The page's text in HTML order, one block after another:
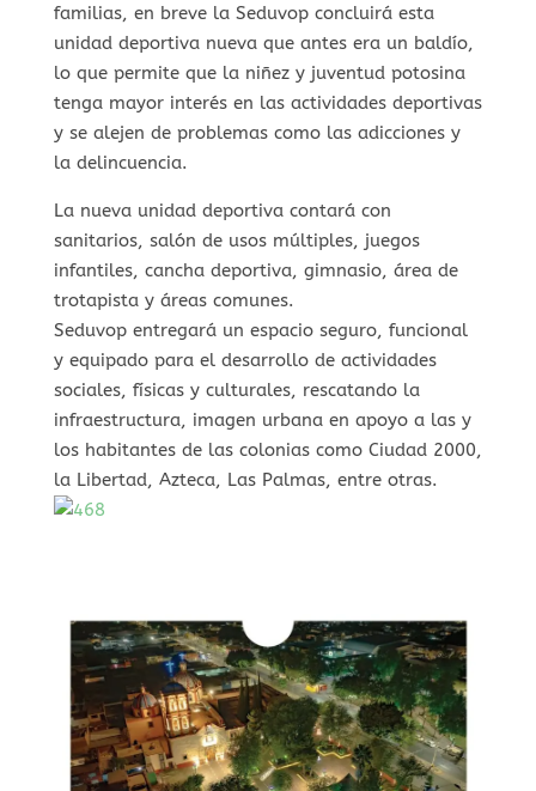
familias, en breve la Seduvop concluirá esta
unidad deportiva nueva que antes era un baldío,
lo que permite que la niñez y juventud potosina
tenga mayor interés en las actividades deportivas
y se alejen de problemas como las adicciones y
la delincuencia.
La nueva unidad deportiva contará con
sanitarios, salón de usos múltiples, juegos
infantiles, cancha deportiva, gimnasio, área de
trotapista y áreas comunes.
Seduvop entregará un espacio seguro, funcional
y equipado para el desarrollo de actividades
sociales, físicas y culturales, rescatando la
infraestructura, imagen urbana en apoyo a las y
los habitantes de las colonias como Ciudad 2000,
la Libertad, Azteca, Las Palmas, entre otras.